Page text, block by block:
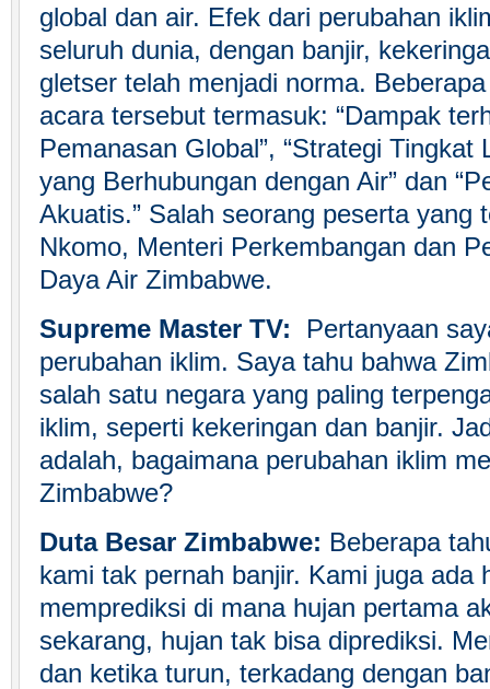
global dan air. Efek dari perubahan
seluruh dunia, dengan banjir,
gletser telah menjadi norma.
acara tersebut termasuk: “Dampak
Pemanasan Global”, “Strategi Tingkat
yang Berhubungan dengan Air” dan
Akuatis.” Salah seorang peserta yang
Nkomo, Menteri Perkembangan dan
Daya Air Zimbabwe.
Supreme Master TV: Pertanyaan
perubahan iklim. Saya tahu bahwa
salah satu negara yang paling
iklim, seperti kekeringan dan banjir.
adalah, bagaimana perubahan iklim
Zimbabwe?
Duta Besar Zimbabwe: Beberapa
kami tak pernah banjir. Kami juga ada
memprediksi di mana hujan pertama
sekarang, hujan tak bisa diprediksi.
dan ketika turun, terkadang dengan